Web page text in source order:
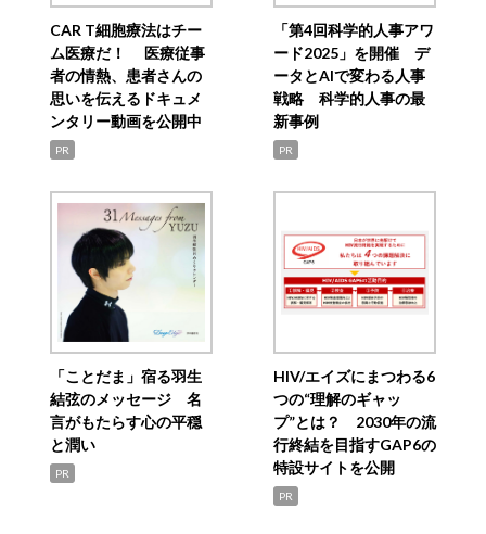
CAR T細胞療法はチー
ム医療だ！ 医療従事
者の情熱、患者さんの
思いを伝えるドキュメ
ンタリー動画を公開中
PR
「第4回科学的人事アワ
ード2025」を開催 デ
ータとAIで変わる人事
戦略 科学的人事の最
新事例
PR
「ことだま」宿る羽生
結弦のメッセージ 名
言がもたらす心の平穏
と潤い
PR
HIV/エイズにまつわる6
つの“理解のギャッ
プ”とは？ 2030年の流
行終結を目指すGAP6の
特設サイトを公開
PR